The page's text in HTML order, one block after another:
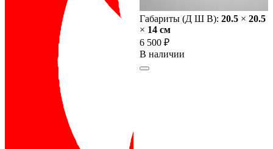
Габариты (Д Ш В): 20.5 × 20.5
× 14 cм
6 500 ₽
В наличии